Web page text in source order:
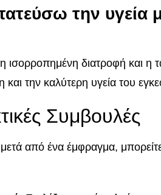
την υγεία
διατροφή και η
την καλύτερη υγεία του
Συμβουλές
μετά από ένα έμφραγμα,